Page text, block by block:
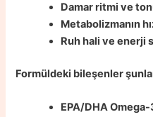
Damar ritmi ve
Metabolizmanın
Ruh hali ve enerji
Formüldeki bileşenler
EPA/DHA